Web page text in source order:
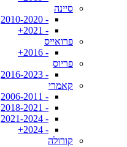
סיינה
- 2010-2020
- 2021+
פרואייס
- 2016+
פריוס
- 2016-2023
קאמרי
- 2006-2011
- 2018-2021
- 2021-2024
- 2024+
קורולה